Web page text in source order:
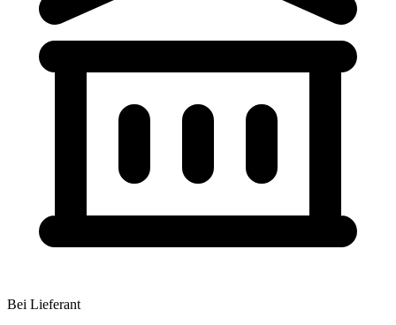
Bei Lieferant